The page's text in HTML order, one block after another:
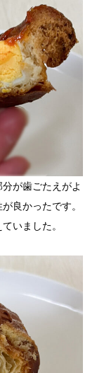
が歯ごたえがよ
良かったです。
いました。